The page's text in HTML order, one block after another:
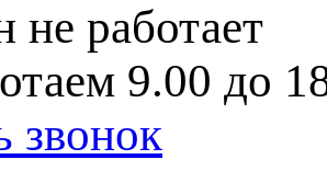
не работает
9.00 до
звонок